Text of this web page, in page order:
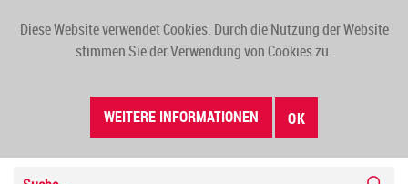
Diese Website verwendet Cookies. Durch die Nutzung der Website
stimmen Sie der Verwendung von Cookies zu.
WEITERE INFORMATIONEN OK